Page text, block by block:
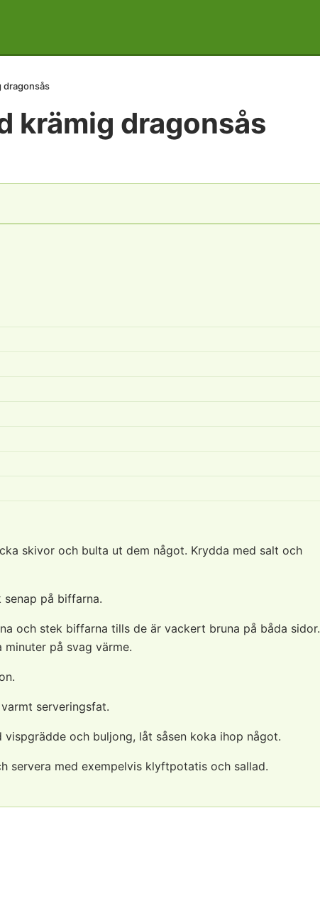
dragonsås
krämig dragonsås
skivor och bulta ut dem något. Krydda med salt och
på biffarna.
och stek biffarna tills de är vackert bruna på båda sidor.
på svag värme.
serveringsfat.
vispgrädde och buljong, låt såsen koka ihop något.
servera med exempelvis klyftpotatis och sallad.